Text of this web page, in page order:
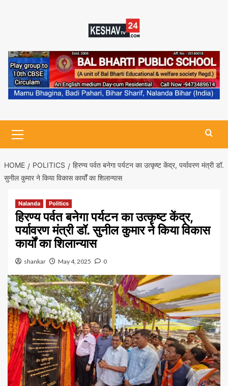
Menu
HOME POLITICS
हिरण्य पर्वत बनेगा पर्यटन का उत्कृष्ट केंद्र, पर्यावरण मंत्री डॉ.
सुनील कुमार ने किया विकास कार्यों का शिलान्यास
Nalanda Politics
हिरण्य पर्वत बनेगा पर्यटन का उत्कृष्ट केंद्र,
पर्यावरण मंत्री डॉ. सुनील कुमार ने किया विकास
कार्यों का शिलान्यास
shankar May 4, 2025 0